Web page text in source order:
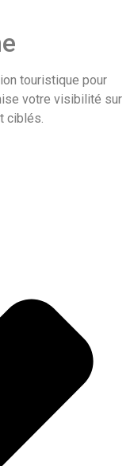
touristique pour
votre visibilité sur
ciblés.